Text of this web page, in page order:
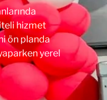
hizmet
ön planda
yerel